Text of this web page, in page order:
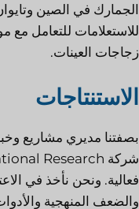
الجمارك في الصين
للاستعلامات للتعامل
زجاجات العينات.
الاستنتاجات
بصفتنا مديري مشاريع
فعالية. ونحن نأخذ في
والضعف المنهجية